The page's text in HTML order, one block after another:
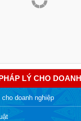
LÝ CHO
doanh nghiệp